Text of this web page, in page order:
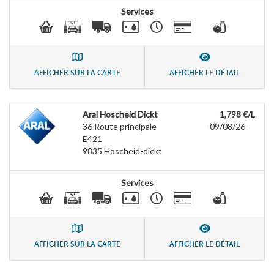
Services
AFFICHER SUR LA CARTE AFFICHER LE DÉTAIL
Aral Hoscheid Dickt
36 Route principale
E421
9835 Hoscheid-dickt
1,798 €/L
09/08/26
Services
AFFICHER SUR LA CARTE AFFICHER LE DÉTAIL